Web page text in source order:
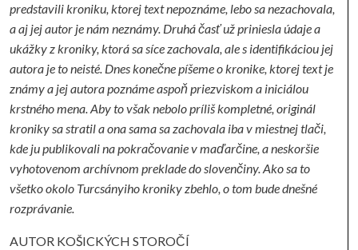
predstavili kroniku, ktorej text nepoznáme, lebo sa nezachovala,
a aj jej autor je nám neznámy. Druhá časť už priniesla údaje a
ukážky z kroniky, ktorá sa síce zachovala, ale s identifikáciou jej
autora je to neisté. Dnes konečne píšeme o kronike, ktorej text je
známy a jej autora poznáme aspoň priezviskom a iniciálou
krstného mena. Aby to však nebolo príliš kompletné, originál
kroniky sa stratil a ona sama sa zachovala iba v miestnej tlači,
kde ju publikovali na pokračovanie v maďarčine, a neskoršie
vyhotovenom archívnom preklade do slovenčiny. Ako sa to
všetko okolo Turcsányiho kroniky zbehlo, o tom bude dnešné
rozprávanie.
AUTOR KOŠICKÝCH STOROČÍ